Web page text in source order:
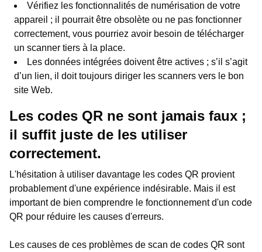
Vérifiez les fonctionnalités de numérisation de votre
appareil ; il pourrait être obsolète ou ne pas fonctionner
correctement, vous pourriez avoir besoin de télécharger
un scanner tiers à la place.
Les données intégrées doivent être actives ; s’il s’agit
d’un lien, il doit toujours diriger les scanners vers le bon
site Web.
Les codes QR ne sont jamais faux ;
il suffit juste de les utiliser
correctement.
L'hésitation à utiliser davantage les codes QR provient
probablement d'une expérience indésirable. Mais il est
important de bien comprendre le fonctionnement d'un code
QR pour réduire les causes d'erreurs.
Les causes de ces problèmes de scan de codes QR sont